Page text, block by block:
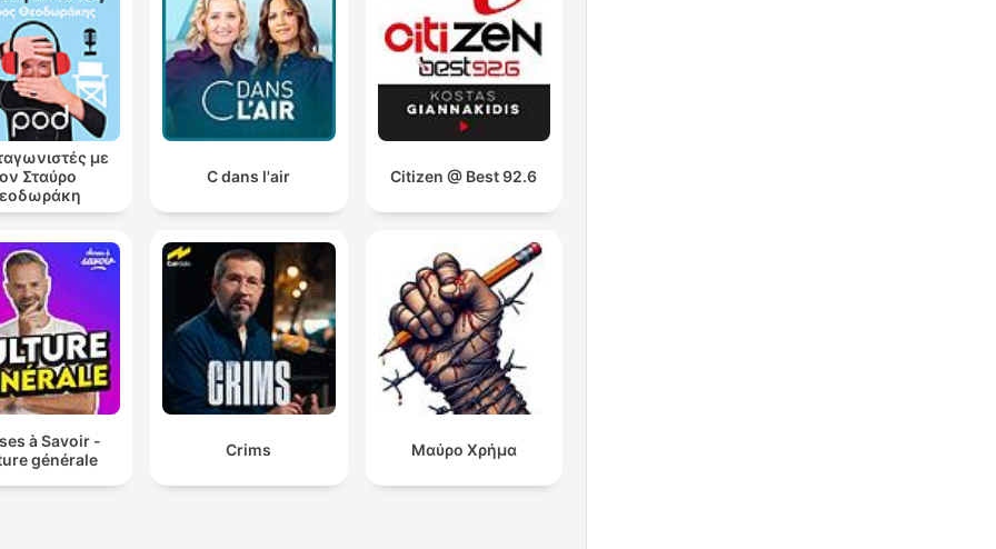
με
Σταύρο
C dans l'air Citizen @ Best 92.6
à Savoir -
générale
Crims Μαύρο Χρήμα